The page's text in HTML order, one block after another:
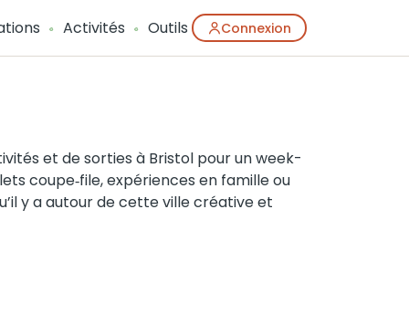
Activités Outils Connexion
et de sorties à Bristol pour un week-
coupe‑file, expériences en famille ou
y a autour de cette ville créative et